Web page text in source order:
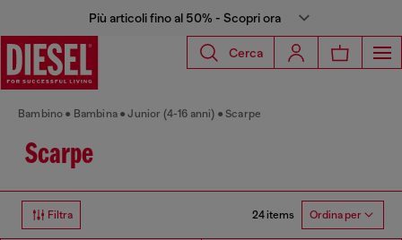
Più articoli fino al 50% - Scopri ora
Cerca
Bambino Bambina Junior (4-16 anni) Scarpe
Scarpe
Filtra 24 items Ordina per